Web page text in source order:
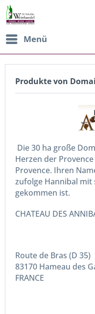
Menü
Produkte von
Die 30 ha große
Herzen der
Provence. Ihren
zufolge Hannibal mit
gekommen ist.
CHATEAU DES
Route de Bras (D 35)
83170 Hameau des
FRANCE